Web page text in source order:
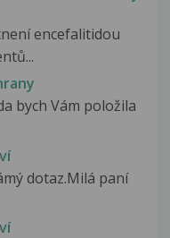
encefalitidou
bych Vám položila
dotaz.Milá paní